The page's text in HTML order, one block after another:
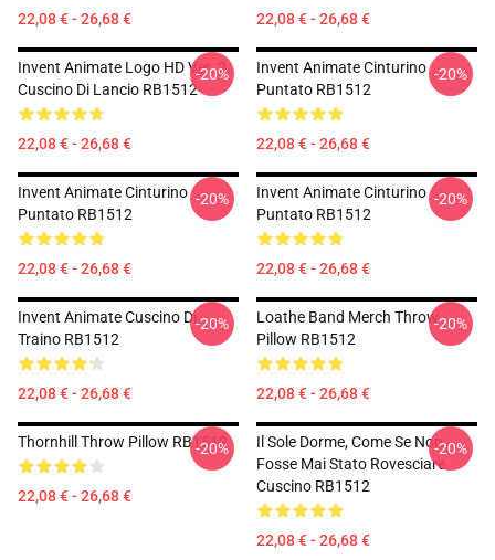
22,08 € - 26,68 € 22,08 € - 26,68 €
Invent Animate Logo HD Ver. 2
Cuscino Di Lancio RB1512
22,08 € - 26,68 €
-20%
Invent Animate Cinturino
Puntato RB1512
22,08 € - 26,68 €
-20%
Invent Animate Cinturino
Puntato RB1512
22,08 € - 26,68 €
-20%
Invent Animate Cinturino
Puntato RB1512
22,08 € - 26,68 €
-20%
Invent Animate Cuscino Di
Traino RB1512
22,08 € - 26,68 €
-20%
Loathe Band Merch Throw
Pillow RB1512
22,08 € - 26,68 €
-20%
Thornhill Throw Pillow RB1512
22,08 € - 26,68 €
-20%
Il Sole Dorme, Come Se Non
Fosse Mai Stato Rovesciare
Cuscino RB1512
22,08 € - 26,68 €
-20%